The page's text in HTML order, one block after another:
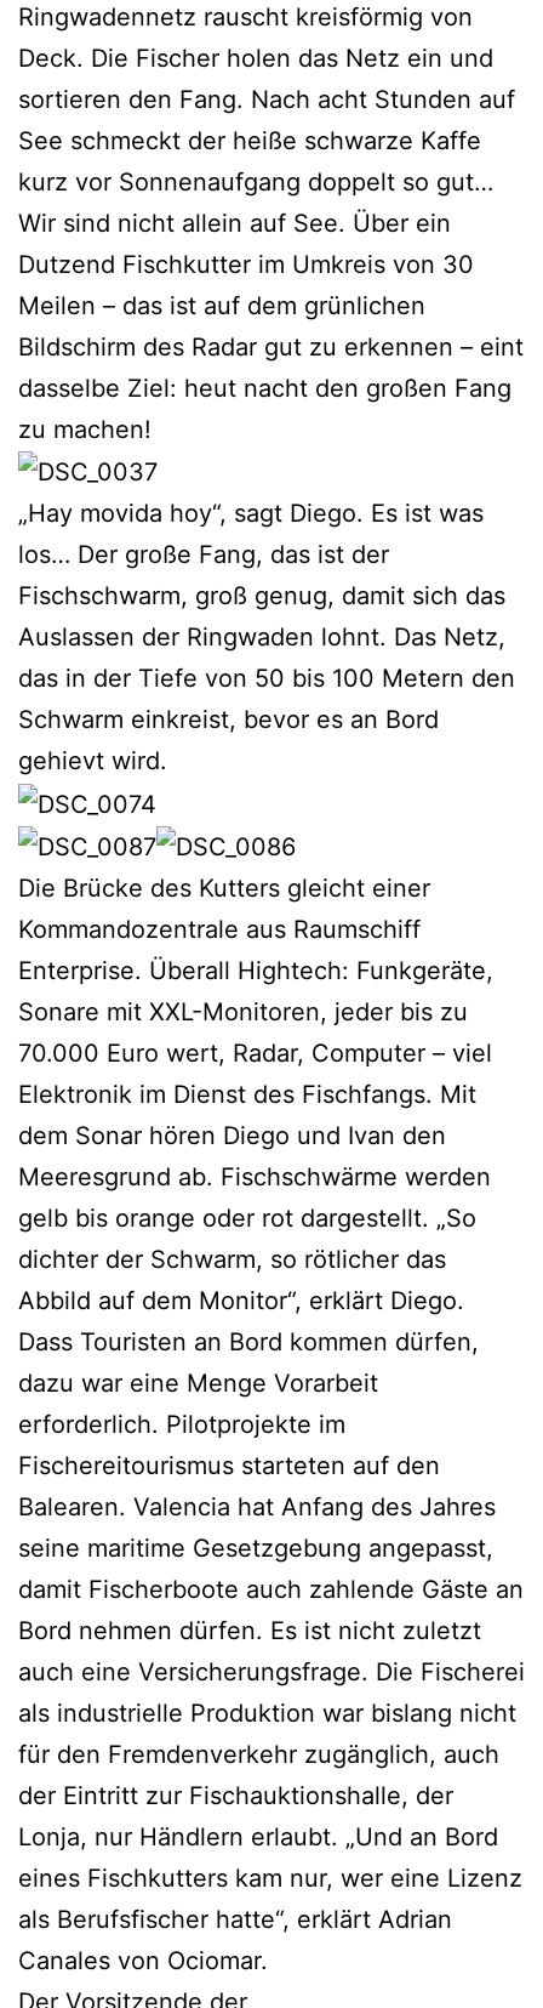
Ringwadennetz rauscht kreisförmig von
Deck. Die Fischer holen das Netz ein und
sortieren den Fang. Nach acht Stunden auf
See schmeckt der heiße schwarze Kaffe
kurz vor Sonnenaufgang doppelt so gut…
Wir sind nicht allein auf See. Über ein
Dutzend Fischkutter im Umkreis von 30
Meilen – das ist auf dem grünlichen
Bildschirm des Radar gut zu erkennen – eint
dasselbe Ziel: heut nacht den großen Fang
zu machen!
„Hay movida hoy“, sagt Diego. Es ist was
los… Der große Fang, das ist der
Fischschwarm, groß genug, damit sich das
Auslassen der Ringwaden lohnt. Das Netz,
das in der Tiefe von 50 bis 100 Metern den
Schwarm einkreist, bevor es an Bord
gehievt wird.
Die Brücke des Kutters gleicht einer
Kommandozentrale aus Raumschiff
Enterprise. Überall Hightech: Funkgeräte,
Sonare mit XXL-Monitoren, jeder bis zu
70.000 Euro wert, Radar, Computer – viel
Elektronik im Dienst des Fischfangs. Mit
dem Sonar hören Diego und Ivan den
Meeresgrund ab. Fischschwärme werden
gelb bis orange oder rot dargestellt. „So
dichter der Schwarm, so rötlicher das
Abbild auf dem Monitor“, erklärt Diego.
Dass Touristen an Bord kommen dürfen,
dazu war eine Menge Vorarbeit
erforderlich. Pilotprojekte im
Fischereitourismus starteten auf den
Balearen. Valencia hat Anfang des Jahres
seine maritime Gesetzgebung angepasst,
damit Fischerboote auch zahlende Gäste an
Bord nehmen dürfen. Es ist nicht zuletzt
auch eine Versicherungsfrage. Die Fischerei
als industrielle Produktion war bislang nicht
für den Fremdenverkehr zugänglich, auch
der Eintritt zur Fischauktionshalle, der
Lonja, nur Händlern erlaubt. „Und an Bord
eines Fischkutters kam nur, wer eine Lizenz
als Berufsfischer hatte“, erklärt Adrian
Canales von Ociomar.
Der Vorsitzende der